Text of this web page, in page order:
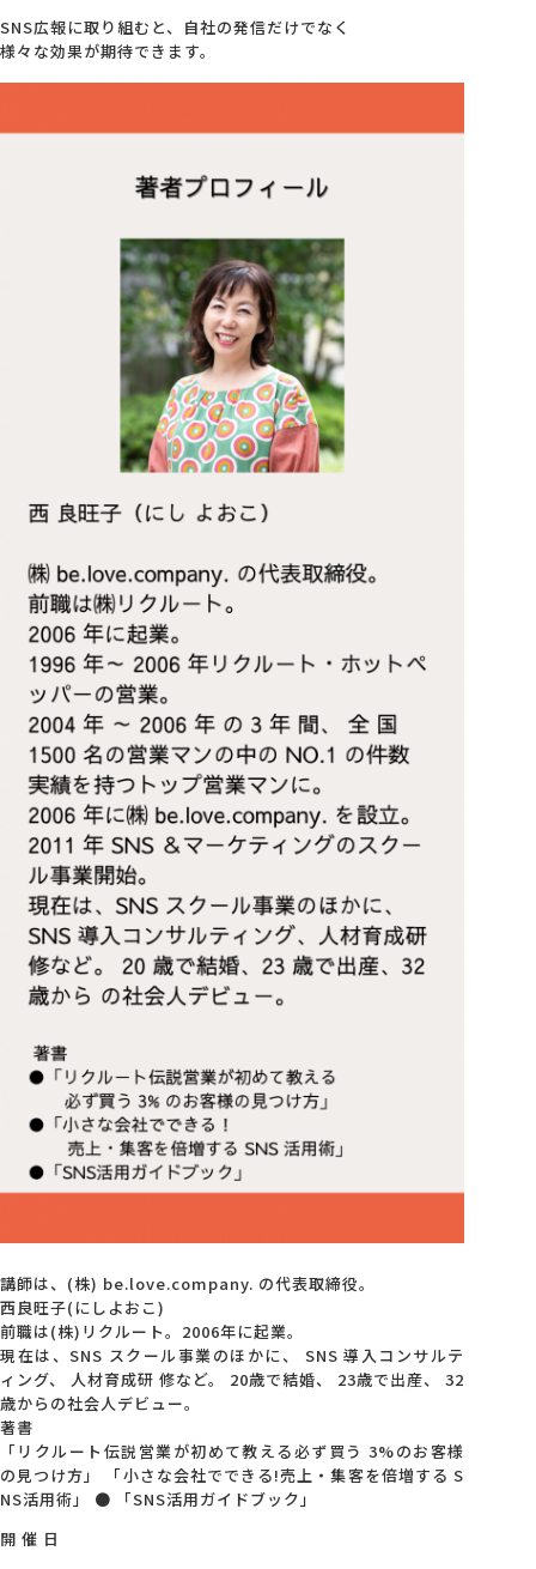
SNS広報に取り組むと、自社の発信だけでなく
様々な効果が期待できます。
講師は、(株) be.love.company. の代表取締役。
西良旺子(にしよおこ)
前職は(株)リクルート。2006年に起業。
現在は、SNS スクール事業のほかに、 SNS 導入コンサルテ
ィング、 人材育成研 修など。 20歳で結婚、 23歳で出産、 32
歳からの社会人デビュー。
著書
「リクルート伝説営業が初めて教える必ず買う 3%のお客様
の見つけ方」 「小さな会社でできる!売上・集客を倍増する S
NS活用術」 ● 「SNS活用ガイドブック」
開 催 日